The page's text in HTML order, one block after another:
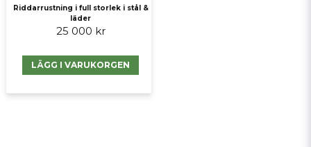
Riddarrustning i full storlek i stål &
läder
25 000 kr
LÄGG I VARUKORGEN